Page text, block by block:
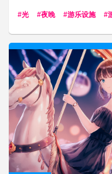
光 夜晚 游乐设施